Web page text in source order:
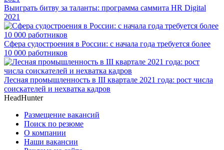
Выиграть битву за таланты: программа саммита HR Digital
2021
Сфера судостроения в России: с начала года требуется более
10 000 работников
Лесная промышленность в III квартале 2021 года: рост числа
соискателей и нехватка кадров
HeadHunter
Размещение вакансий
Поиск по резюме
О компании
Наши вакансии